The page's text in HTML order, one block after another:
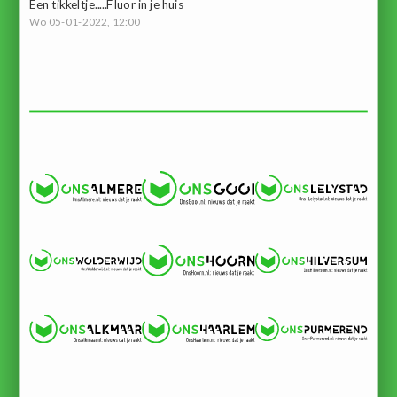
Een tikkeltje.....Fluor in je huis
Wo 05-01-2022, 12:00